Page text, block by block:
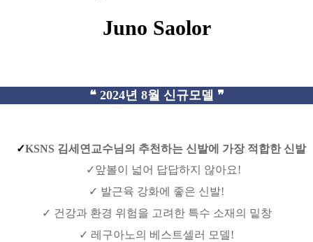
Juno Saolor
❝ 2024년 8월 신규모델 ❞
✓KSNS 김세연교수님의 추천하는 신발에 가장 적합한 신발
✓앞볼이 넓어 답답하지 않아요!
✓ 발근육 강화에 좋은 신발!
✓ 건강과 환경 위험을 고려한 특수 소재의 밑창
✓ 레구아노의 베스트셀러 모델!